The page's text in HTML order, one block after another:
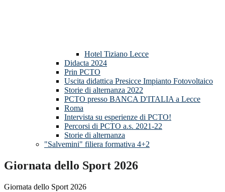
Hotel Tiziano Lecce
Didacta 2024
Prin PCTO
Uscita didattica Presicce Impianto Fotovoltaico
Storie di alternanza 2022
PCTO presso BANCA D'ITALIA a Lecce
Roma
Intervista su esperienze di PCTO!
Percorsi di PCTO a.s. 2021-22
Storie di alternanza
"Salvemini" filiera formativa 4+2
Giornata dello Sport 2026
Giornata dello Sport 2026